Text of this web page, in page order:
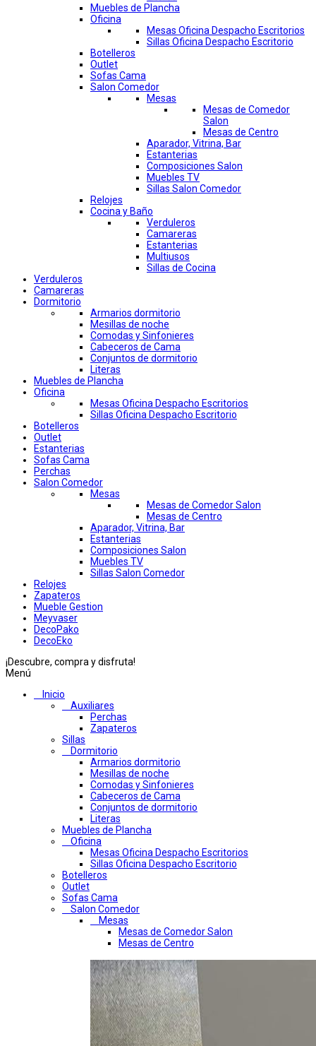
Muebles de Plancha
Oficina
Mesas Oficina Despacho Escritorios
Sillas Oficina Despacho Escritorio
Botelleros
Outlet
Sofas Cama
Salon Comedor
Mesas
Mesas de Comedor
Salon
Mesas de Centro
Aparador, Vitrina, Bar
Estanterias
Composiciones Salon
Muebles TV
Sillas Salon Comedor
Relojes
Cocina y Baño
Verduleros
Camareras
Estanterias
Multiusos
Sillas de Cocina
Verduleros
Camareras
Dormitorio
Armarios dormitorio
Mesillas de noche
Comodas y Sinfonieres
Cabeceros de Cama
Conjuntos de dormitorio
Literas
Muebles de Plancha
Oficina
Mesas Oficina Despacho Escritorios
Sillas Oficina Despacho Escritorio
Botelleros
Outlet
Estanterias
Sofas Cama
Perchas
Salon Comedor
Mesas
Mesas de Comedor Salon
Mesas de Centro
Aparador, Vitrina, Bar
Estanterias
Composiciones Salon
Muebles TV
Sillas Salon Comedor
Relojes
Zapateros
Mueble Gestion
Meyvaser
DecoPako
DecoEko
¡Descubre, compra y disfruta!
Menú
Inicio
Auxiliares
Perchas
Zapateros
Sillas
Dormitorio
Armarios dormitorio
Mesillas de noche
Comodas y Sinfonieres
Cabeceros de Cama
Conjuntos de dormitorio
Literas
Muebles de Plancha
Oficina
Mesas Oficina Despacho Escritorios
Sillas Oficina Despacho Escritorio
Botelleros
Outlet
Sofas Cama
Salon Comedor
Mesas
Mesas de Comedor Salon
Mesas de Centro